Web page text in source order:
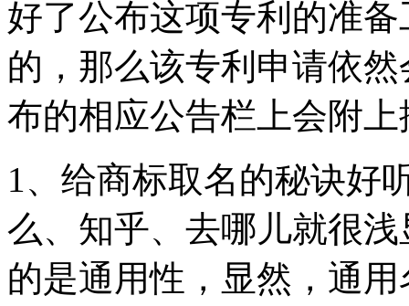
好了公布这项专利的准
的，那么该专利申请依
布的相应公告栏上会附
1、给商标取名的秘诀好
么、知乎、去哪儿就很
的是通用性，显然，通